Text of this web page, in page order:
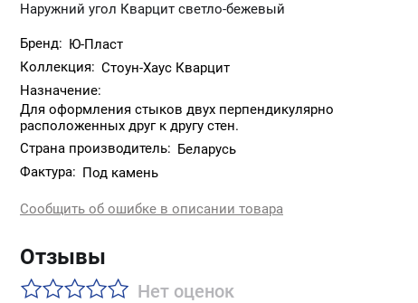
Наружний угол Кварцит светло-бежевый
Бренд: Ю-Пласт
Коллекция: Стоун-Хаус Кварцит
Назначение:
Для оформления стыков двух перпендикулярно
расположенных друг к другу стен.
Страна производитель: Беларусь
Фактура: Под камень
Сообщить об ошибке в описании товара
Отзывы
Нет оценок